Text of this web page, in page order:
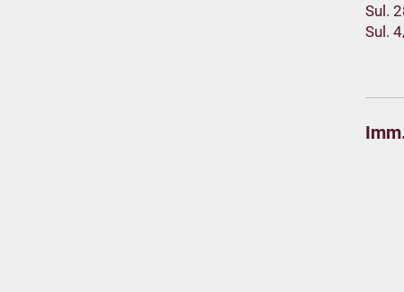
Sul.
Sul.